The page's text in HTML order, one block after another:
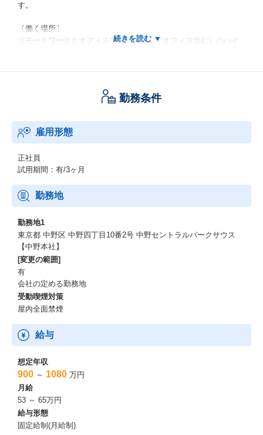
す。
〔働く場所〕
リモートワークとオフィスワーク（シェアオフィス含む）のハイ
フレックスタイム制を導入しております。
できる制度です。
■リモートワークを推奨しておりますが、入社間もない期間はOJT
含め出社頻度が高くなります。
・慣れてきたら、徐々にリモートワークの比重が多くなります。
■障害対応・緊急対応等で、年に複数回程度の土日出社となる場合
がありますが、振替休日の取得を推奨しております。
■PMP資格の取得を推奨しております。
資格取得に伴う諸費用の支援制度を用意しております。（組織共
通のスキルとして）
■その他資格についても、同様に支援制度を用意しております。
本ポジションのやりがい
・国内有数の酒類・飲料会社を持つグループの安定した事業基盤
の中で、国内有数の規模のインフラ基盤の構築・運用に携われま
す。
・所属先となるインフラ部門の担当領域は広く
ネットワーク、デバイス、サーバー、ストレージ、認証基盤、
グループウェア運用管理など幅広い分野の経験と知識を得ること
ができます。
・クラウドリフト／シフトやゼロトラストの導入など最新のアー
キテクチャも学ぶことができる環境があります。
・キャリプランを尊重した定期的な人材ローテーションによる育
勤務条件
雇用形態
正社員
試用期間：有/3ヶ月
勤務地
勤務地1
東京都 中野区 中野四丁目10番2号 中野セントラルパークサウス
【中野本社】
[変更の範囲]
有
会社の定める勤務地
受動喫煙対策
屋内全面禁煙
給与
想定年収
900 ～ 1080 万円
月給
53 ～ 65万円
給与形態
固定給制(月給制)